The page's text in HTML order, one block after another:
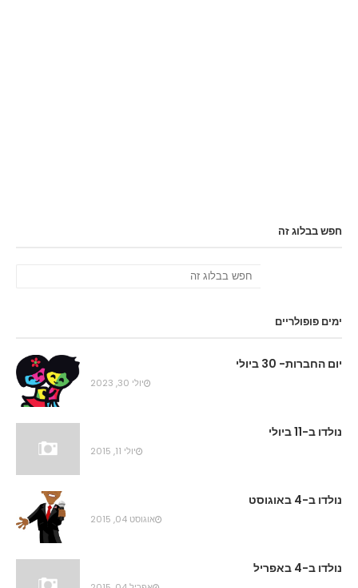
חפש בבלוג זה
ימים פופולריים
יום החברות- 30 ביולי
יולי 30, 2023
נולדו ב-11 ביולי
יולי 11, 2015
נולדו ב-4 באוגוסט
אוגוסט 04, 2015
נולדו ב-4 באפריל